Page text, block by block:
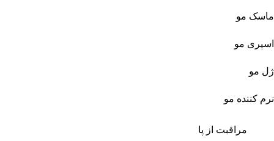
ماسک مو
اسپری مو
ژل مو
نرم کننده مو
مراقبت از پا